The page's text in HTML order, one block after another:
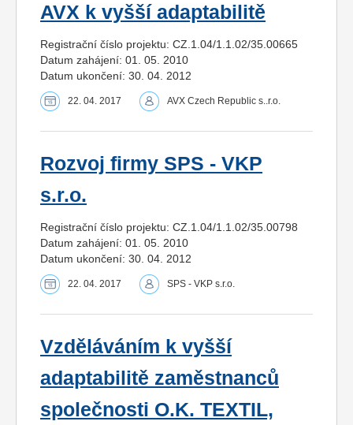
AVX k vyšší adaptabilitě
Registrační číslo projektu: CZ.1.04/1.1.02/35.00665
Datum zahájení: 01. 05. 2010
Datum ukončení: 30. 04. 2012
22. 04. 2017 AVX Czech Republic s..r.o.
Rozvoj firmy SPS - VKP
s.r.o.
Registrační číslo projektu: CZ.1.04/1.1.02/35.00798
Datum zahájení: 01. 05. 2010
Datum ukončení: 30. 04. 2012
22. 04. 2017 SPS - VKP s.r.o.
Vzděláváním k vyšší
adaptabilitě zaměstnanců
společnosti O.K. TEXTIL,